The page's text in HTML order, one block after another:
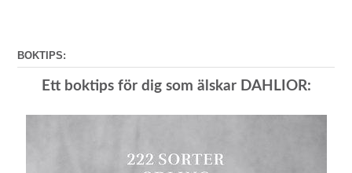
BOKTIPS:
Ett boktips för dig som älskar DAHLIOR: